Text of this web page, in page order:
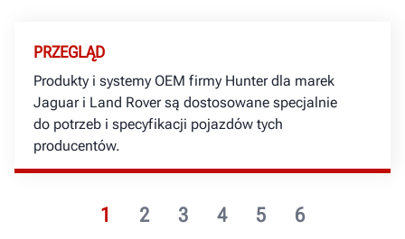
1 2 3 4 5 6
PRZEGLĄD
Produkty i systemy OEM firmy Hunter dla marek
Jaguar i Land Rover są dostosowane specjalnie
do potrzeb i specyfikacji pojazdów tych
producentów.